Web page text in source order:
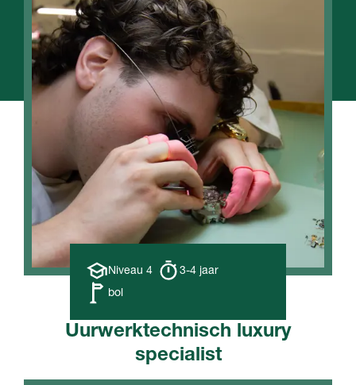
Opleiding
Niveau 4
Opleiding
duur
3-4 jaar
Leerweg
bol
Uurwerktechnisch luxury
specialist